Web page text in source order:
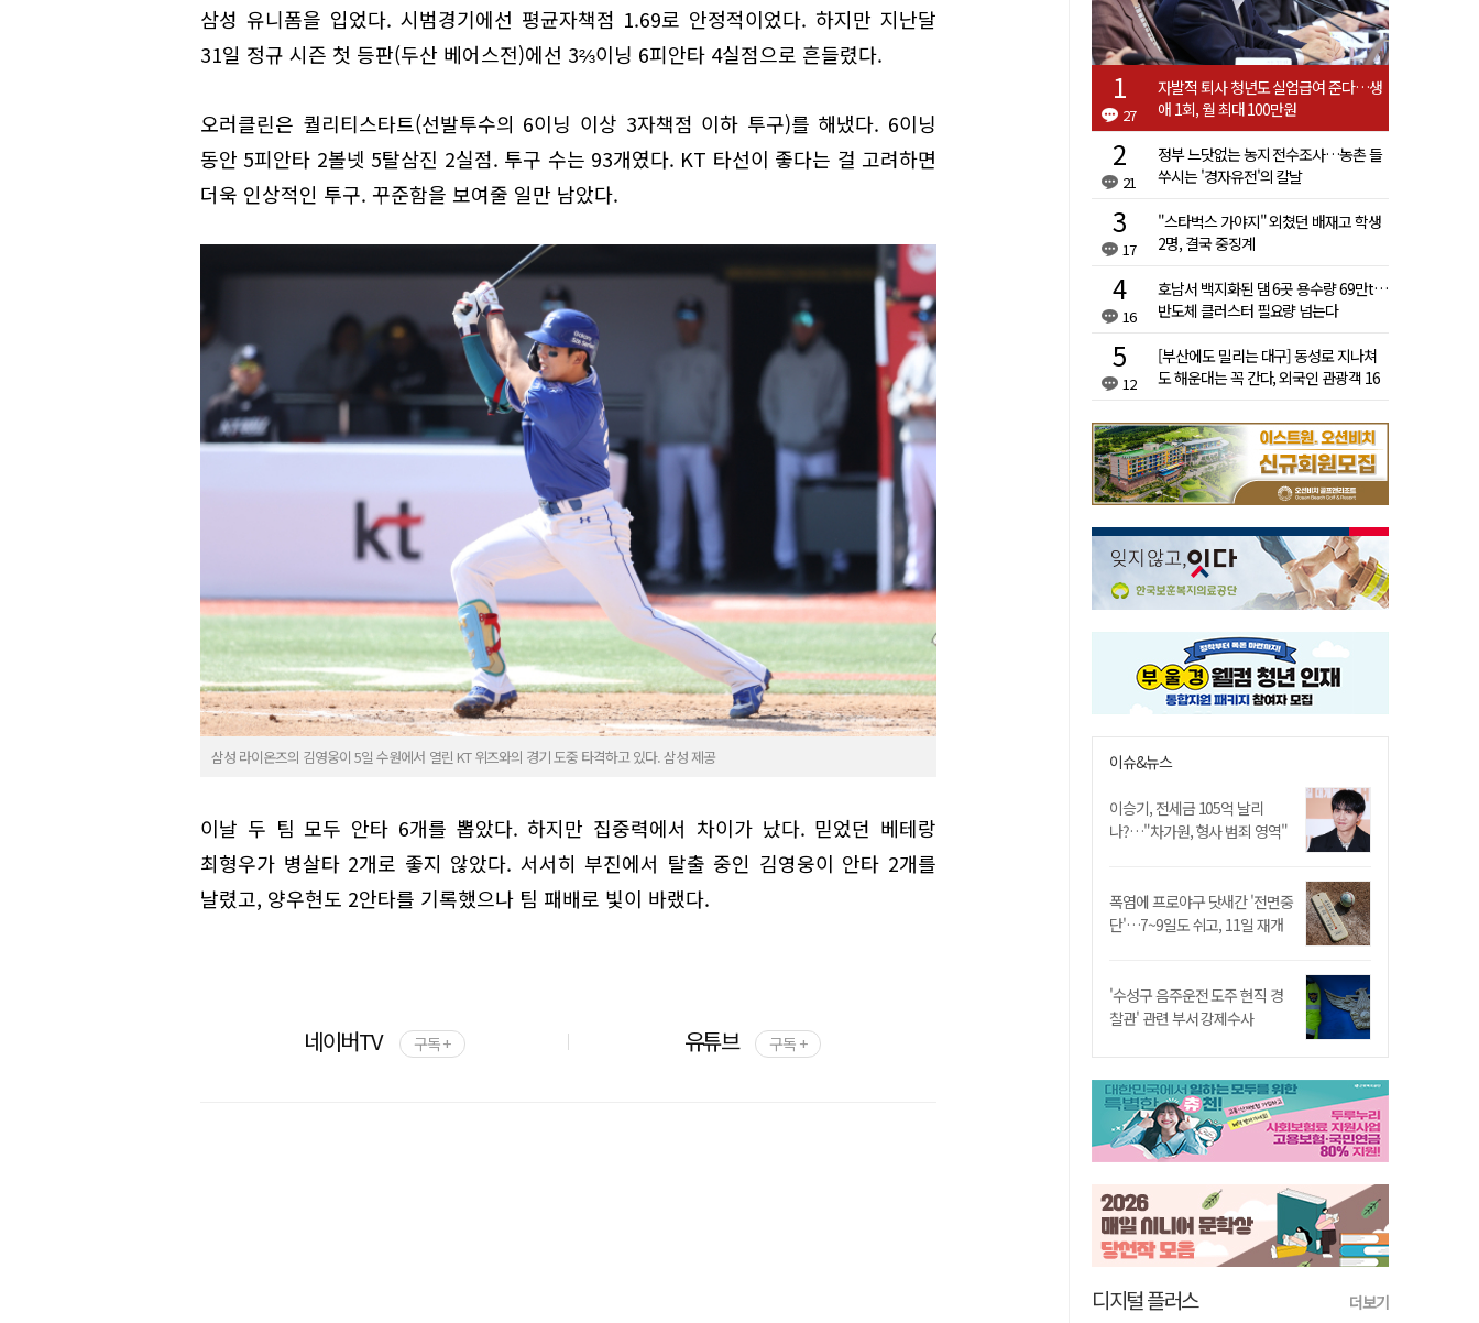
삼성 유니폼을 입었다. 시범경기에선 평균자책점 1.69로 안정적이었다. 하지만 지난달
31일 정규 시즌 첫 등판(두산 베어스전)에선 3⅔이닝 6피안타 4실점으로 흔들렸다.
오러클린은 퀄리티스타트(선발투수의 6이닝 이상 3자책점 이하 투구)를 해냈다. 6이닝
동안 5피안타 2볼넷 5탈삼진 2실점. 투구 수는 93개였다. KT 타선이 좋다는 걸 고려하면
더욱 인상적인 투구. 꾸준함을 보여줄 일만 남았다.
삼성 라이온즈의 김영웅이 5일 수원에서 열린 KT 위즈와의 경기 도중 타격하고 있다. 삼성 제공
이날 두 팀 모두 안타 6개를 뽑았다. 하지만 집중력에서 차이가 났다. 믿었던 베테랑
최형우가 병살타 2개로 좋지 않았다. 서서히 부진에서 탈출 중인 김영웅이 안타 2개를
날렸고, 양우현도 2안타를 기록했으나 팀 패배로 빛이 바랬다.
네이버TV 구독 + 유튜브 구독 +
27
자발적 퇴사 청년도 실업급여 준다…생
애 1회, 월 최대 100만원
21
정부 느닷없는 농지 전수조사…농촌 들
쑤시는 '경자유전'의 칼날
17
"스타벅스 가야지" 외쳤던 배재고 학생
2명, 결국 중징계
16
호남서 백지화된 댐 6곳 용수량 69만t…
반도체 클러스터 필요량 넘는다
12
[부산에도 밀리는 대구] 동성로 지나쳐
도 해운대는 꼭 간다, 외국인 관광객 16
이슈&뉴스
이승기, 전세금 105억 날리
나?…"차가원, 형사 범죄 영역"
폭염에 프로야구 닷새간 '전면중
단'…7~9일도 쉬고, 11일 재개
'수성구 음주운전 도주 현직 경
찰관' 관련 부서 강제수사
디지털 플러스 더보기